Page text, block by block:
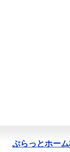
ぷらっとホー